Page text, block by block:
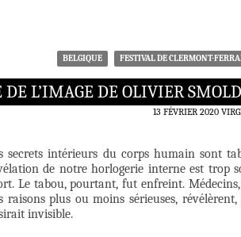
BELGIQUE FESTIVAL DE CLERMONT-
L’IMAGE DE OLIVIER
13 FÉVRIER 2020
secrets intérieurs du corps humain sont
de notre horlogerie interne est trop
Le tabou, pourtant, fut enfreint.
raisons plus ou moins sérieuses,
invisible.